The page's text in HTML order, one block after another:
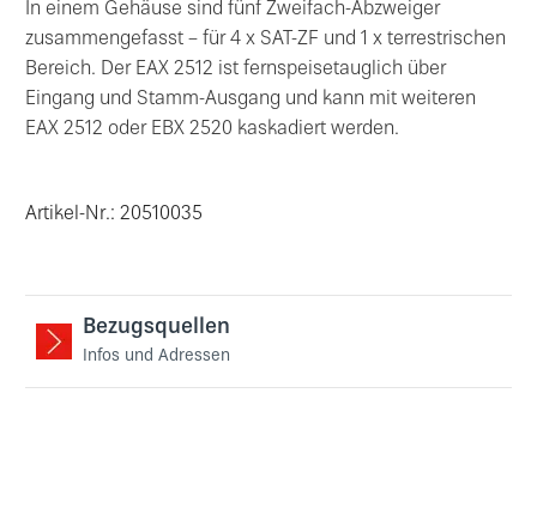
In einem Gehäuse sind fünf Zweifach-Abzweiger
zusammengefasst – für 4 x SAT-ZF und 1 x terrestrischen
Bereich. Der EAX 2512 ist fernspeisetauglich über
Eingang und Stamm-Ausgang und kann mit weiteren
EAX 2512 oder EBX 2520 kaskadiert werden.
Artikel-Nr.: 20510035
Bezugsquellen
Infos und Adressen